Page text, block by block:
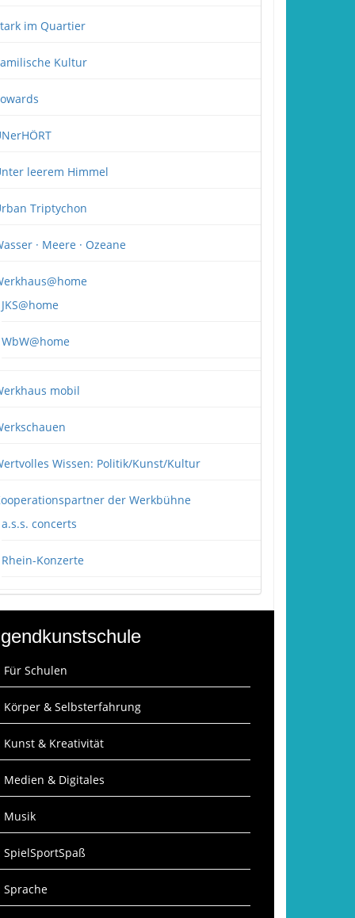
im Quartier
Kultur
leerem Himmel
Triptychon
· Meere · Ozeane
JKS@home
WbW@home
mobil
Wissen: Politik/Kunst/Kultur
der Werkbühne
a.s.s. concerts
Rhein-Konzerte
Für Schulen
Körper & Selbsterfahrung
Kunst & Kreativität
Medien & Digitales
Musik
SpielSportSpaß
Sprache